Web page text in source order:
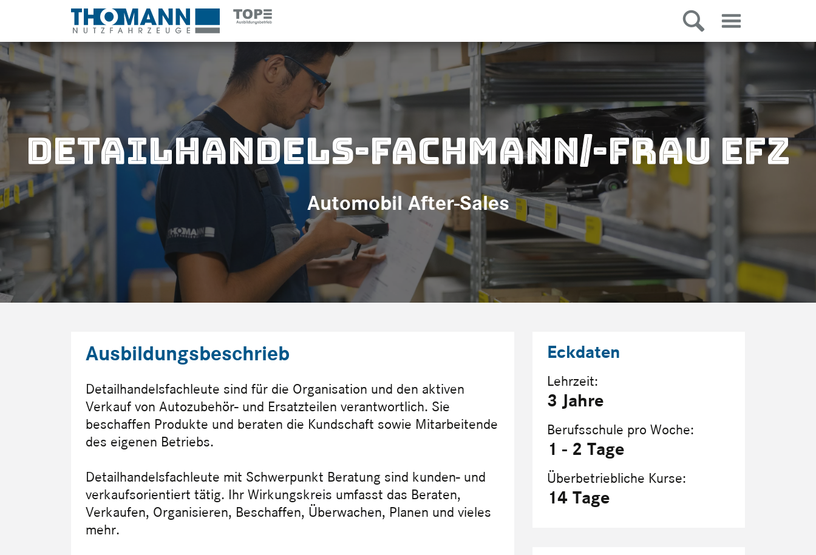
Detailhandels-Fachmann/-frau EFZ
Automobil After-Sales
Ausbildungsbeschrieb
Detailhandelsfachleute sind für die Organisation und den aktiven
Verkauf von Autozubehör- und Ersatzteilen verantwortlich. Sie
beschaffen Produkte und beraten die Kundschaft sowie Mitarbeitende
des eigenen Betriebs.
Detailhandelsfachleute mit Schwerpunkt Beratung sind kunden- und
verkaufsorientiert tätig. Ihr Wirkungskreis umfasst das Beraten,
Verkaufen, Organisieren, Beschaffen, Überwachen, Planen und vieles
mehr.
Eckdaten
Lehrzeit:
3 Jahre
Berufsschule pro Woche:
1 - 2 Tage
Überbetriebliche Kurse:
14 Tage